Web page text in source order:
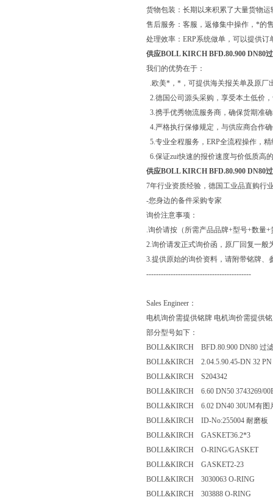
货物包装：长期以来积累了大量货物
售后服务：客服，返修集中操作，*的
处理效率：ERP系统做单，可以提供订
供应BOLL KIRCH BFD.80.900 DN80
我们的优势在于：
.欧美*，*，可提供海关报关单及原厂
2.德国公司源头采购，享受本土低价
3.携手优秀物流服务商，确保货期准
4.严格执行保修规定，与供应商合作
5.专业全程服务，ERP全流程操作，
6.保证zui快速的报价速度与价低质高
供应BOLL KIRCH BFD.80.900 DN80
7年行业资质经验，德国工业品直购行
-您身边的备件采购专家
询价注意事项：
.询价请按（所需产品品牌+型号+数量
2.询价请发正式询价函，原厂回复一般
3.提供原始的询价资料，请附带铭牌、
-------------------------------------------
Sales Engineer：
电机询价需提供铭牌 电机询价需提供
部分型号如下：
BOLL&KIRCH BFD.80.900 DN80
BOLL&KIRCH 2.04.5.90.45-DN
BOLL&KIRCH S204342
BOLL&KIRCH 6.60 DN50
BOLL&KIRCH 6.02 DN40 30UM
BOLL&KIRCH ID-No:255004 耐
BOLL&KIRCH GASKET36.2*3
BOLL&KIRCH O-RING/GASKET
BOLL&KIRCH GASKET2-23
BOLL&KIRCH 3030063 O-RING
BOLL&KIRCH 303888 O-RING